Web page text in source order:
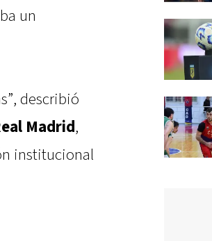
un
describió
Madrid,
institucional